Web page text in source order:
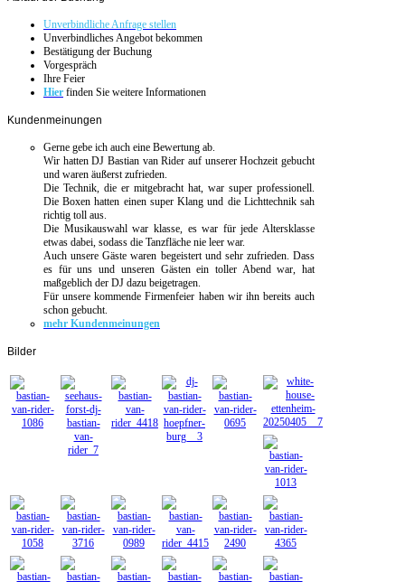
Unverbindliche Anfrage stellen
Unverbindliches Angebot bekommen
Bestätigung der Buchung
Vorgespräch
Ihre Feier
Hier finden Sie weitere Informationen
Kundenmeinungen
Gerne gebe ich auch eine Bewertung ab.
Wir hatten DJ Bastian van Rider auf unserer Hochzeit gebucht
und waren äußerst zufrieden.
Die Technik, die er mitgebracht hat, war super professionell.
Die Boxen hatten einen super Klang und die Lichttechnik sah
richtig toll aus.
Die Musikauswahl war klasse, es war für jede Altersklasse
etwas dabei, sodass die Tanzfläche nie leer war.
Auch unsere Gäste waren begeistert und sehr zufrieden. Dass
es für uns und unseren Gästen ein toller Abend war, hat
maßgeblich der DJ dazu beigetragen.
Für unsere kommende Firmenfeier haben wir ihn bereits auch
schon gebucht.
mehr Kundenmeinungen
Bilder